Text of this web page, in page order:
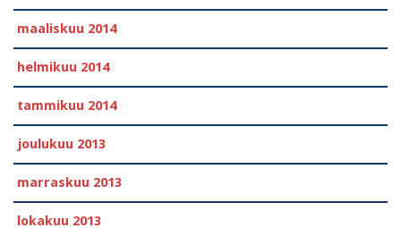
maaliskuu 2014
helmikuu 2014
tammikuu 2014
joulukuu 2013
marraskuu 2013
lokakuu 2013